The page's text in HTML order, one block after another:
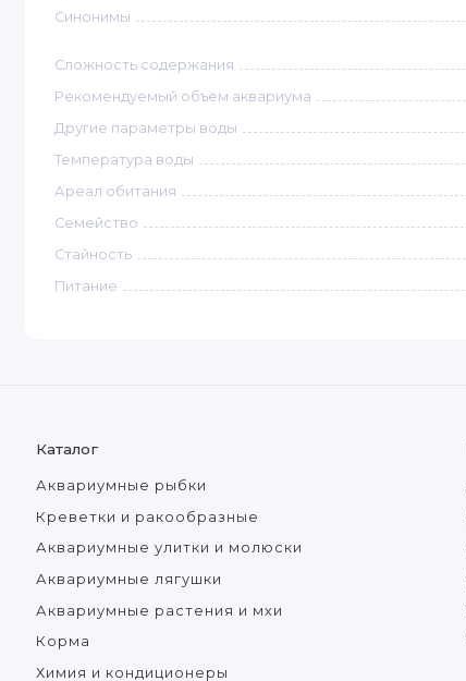
Синонимы
Сложность содержания
Рекомендуемый объём аквариума
Другие параметры воды
Температура воды
Ареал обитания
Семейство
Стайность
Питание
Каталог
Аквариумные рыбки
Креветки и ракообразные
Аквариумные улитки и молюски
Аквариумные лягушки
Аквариумные растения и мхи
Корма
Химия и кондиционеры